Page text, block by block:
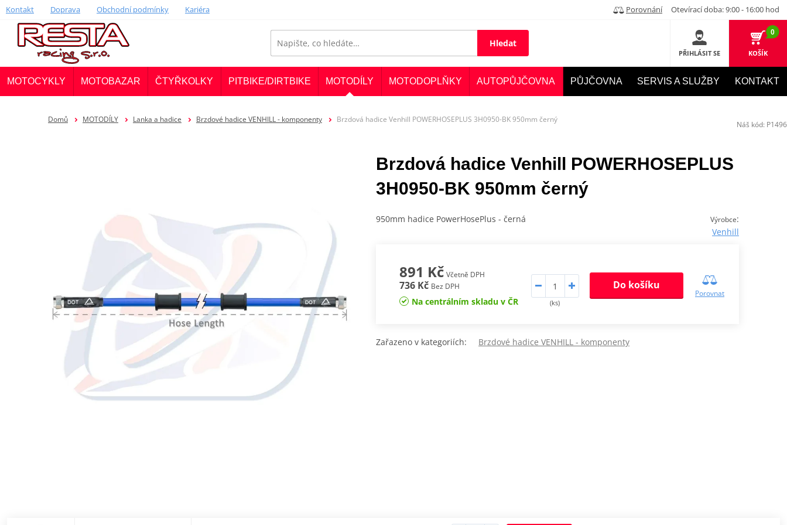
Kontakt Doprava Obchodní podmínky Kariéra Porovnání Otevírací doba: 9:00 - 16:00 hod
Hledat
PŘIHLÁSIT SE
0
KOŠÍK
MOTOCYKLY MOTOBAZAR ČTYŘKOLKY PITBIKE/DIRTBIKE MOTODÍLY MOTODOPLŇKY AUTOPŮJČOVNA PŮJČOVNA SERVIS A SLUŽBY KONTAKT
Domů MOTODÍLY Lanka a hadice Brzdové hadice VENHILL - komponenty Brzdová hadice Venhill POWERHOSEPLUS 3H0950-BK 950mm černý
Brzdová hadice Venhill POWERHOSEPLUS
3H0950-BK 950mm černý
Výrobce:
Venhill
950mm hadice PowerHosePlus - černá
891 Kč Včetně DPH
736 Kč Bez DPH
Na centrálním skladu v ČR (ks)
Do košíku
Porovnat
Zařazeno v kategoriích: Brzdové hadice VENHILL - komponenty
Náš kód: P1496